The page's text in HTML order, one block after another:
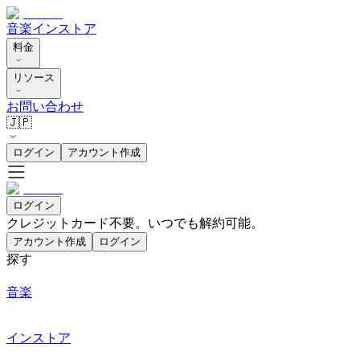
音楽インストア
料金
リソース
お問い合わせ
🇯🇵
ログイン アカウント作成
ログイン
クレジットカード不要。いつでも解約可能。
アカウント作成 ログイン
探す
音楽
インストア